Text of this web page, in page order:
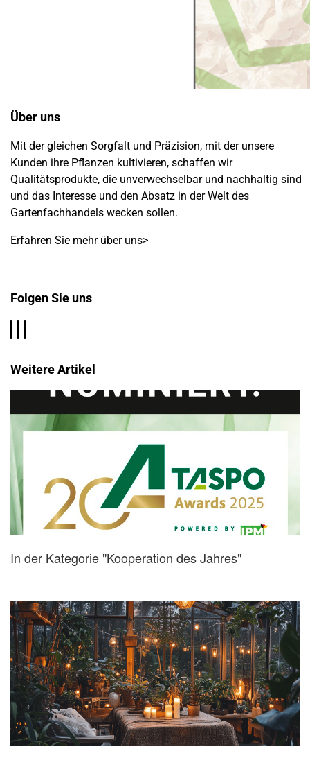
Über uns
Mit der gleichen Sorgfalt und Präzision, mit der unsere
Kunden ihre Pflanzen kultivieren, schaffen wir
Qualitätsprodukte, die unverwechselbar und nachhaltig sind
und das Interesse und den Absatz in der Welt des
Gartenfachhandels wecken sollen.
Erfahren Sie mehr über uns>
Folgen Sie uns
Weitere Artikel
In der Kategorie "Kooperation des Jahres"